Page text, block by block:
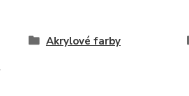
Akrylové farby